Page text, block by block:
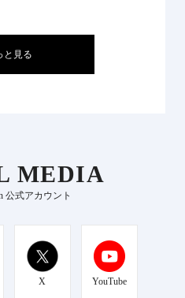
と見る
MEDIA
公式アカウント
X YouTube